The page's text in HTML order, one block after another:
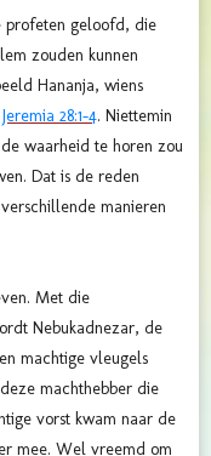
profeten geloofd, die
zouden kunnen
Hananja, wiens
Jeremia 28:1-4. Niettemin
waarheid te horen zou
Dat is de reden
manieren
Met die
Nebukadnezar, de
machtige vleugels
machthebber die
vorst kwam naar de
mee. Wel vreemd om